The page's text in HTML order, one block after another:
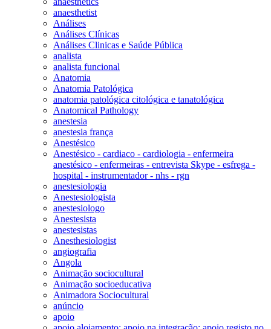
anaesthetist
Análises
Análises Clínicas
Análises Clinicas e Saúde Pública
analista
analista funcional
Anatomia
Anatomia Patológica
anatomia patológica citológica e tanatológica
Anatomical Pathology
anestesia
anestesia frança
Anestésico
Anestésico - cardiaco - cardiologia - enfermeira
anestésico - enfermeiras - entrevista Skype - esfrega -
hospital - instrumentador - nhs - rgn
anestesiologia
Anestesiologista
anestesiologo
Anestesista
anestesistas
Anesthesiologist
angiografia
Angola
Animação sociocultural
Animação socioeducativa
Animadora Sociocultural
anúncio
apoio